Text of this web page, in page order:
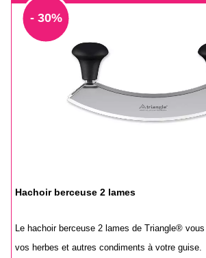
- 30%
Hachoir berceuse 2 lames
Le hachoir berceuse 2 lames de Triangle®
vos herbes et autres condiments à votre guise.